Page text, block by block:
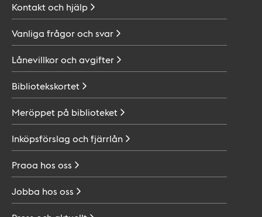
Kontakt och hjälp
Vanliga frågor ochsvar
Lånevillkor ochavgifter
Bibliotekskortet
Meröppet på biblioteket
Inköpsförslag ochfjärrlån
Praoa hos oss
Jobba hos oss